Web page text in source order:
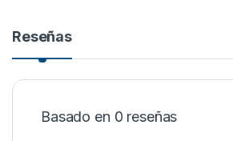
Reseñas
Basado en 0 reseñas